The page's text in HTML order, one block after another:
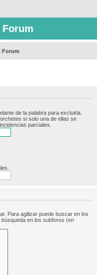
Forum
Forum
de la palabra para excluirla.
si solo una de ellas se
parciales.
Para agilizar puede buscar en los
en los subforos (en